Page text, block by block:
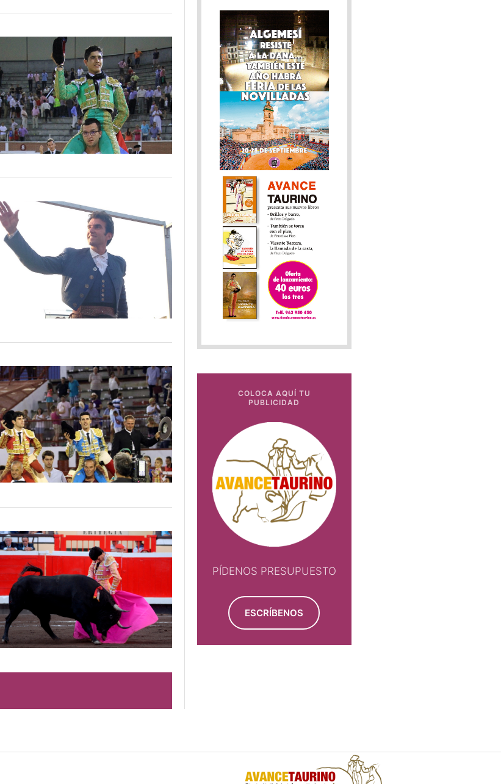
COLOCA AQUÍ TU
PUBLICIDAD
PÍDENOS PRESUPUESTO
ESCRÍBENOS